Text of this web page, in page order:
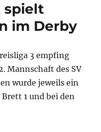
spielt
im Derby
3 empfing
Mannschaft des SV
wurde jeweils ein
1 und bei den